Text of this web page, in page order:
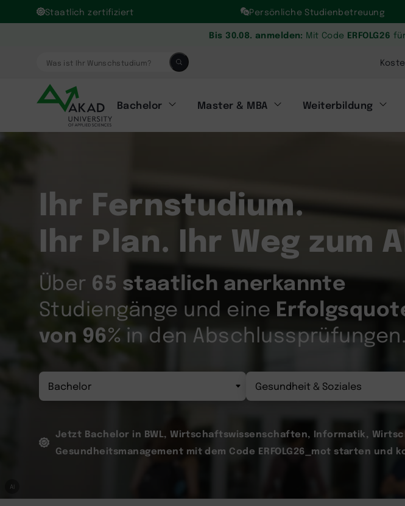
Staatlich zertifiziert Persönliche Studienbetreuung
Bis 30.08. anmelden: Mit Code ERFOLG26
Was ist Ihr Wunschstudium?
Bachelor Master & MBA Weiterbildung
Ihr Fernstudium.
Ihr Plan. Ihr Weg zum
Über 65 staatlich anerkannte
Studiengänge und eine
von 96% in den Abschlussprüfungen.
Jetzt Bachelor in BWL, Wirtschaftswissenschaften, Informatik,
Gesundheitsmanagement mit dem Code ERFOLG26_mot starten und
AI